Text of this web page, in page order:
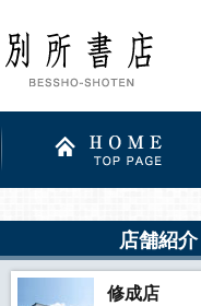
店舗紹介
修成店